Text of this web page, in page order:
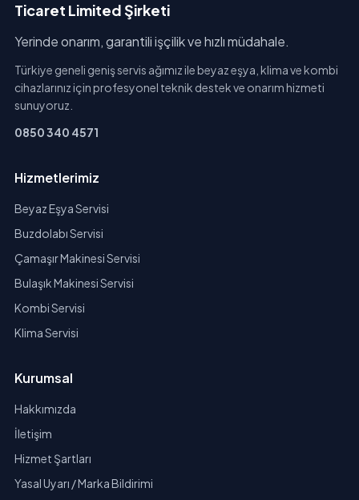
Ticaret Limited Şirketi
Yerinde onarım, garantili işçilik ve hızlı müdahale.
Türkiye geneli geniş servis ağımız ile beyaz eşya, klima ve kombi
cihazlarınız için profesyonel teknik destek ve onarım hizmeti
sunuyoruz.
0850 340 4571
Hizmetlerimiz
Beyaz Eşya Servisi
Buzdolabı Servisi
Çamaşır Makinesi Servisi
Bulaşık Makinesi Servisi
Kombi Servisi
Klima Servisi
Kurumsal
Hakkımızda
İletişim
Hizmet Şartları
Yasal Uyarı / Marka Bildirimi